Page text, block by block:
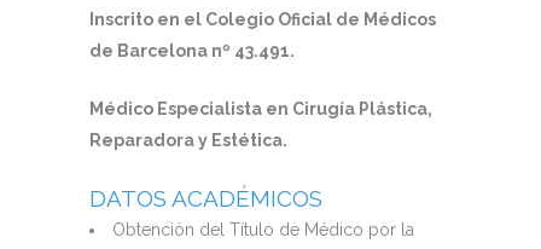
Inscrito en el Colegio Oficial de Médicos
de Barcelona nº 43.491.
Médico Especialista en Cirugía Plástica,
Reparadora y Estética.
DATOS ACADÉMICOS
Obtención del Título de Médico por la